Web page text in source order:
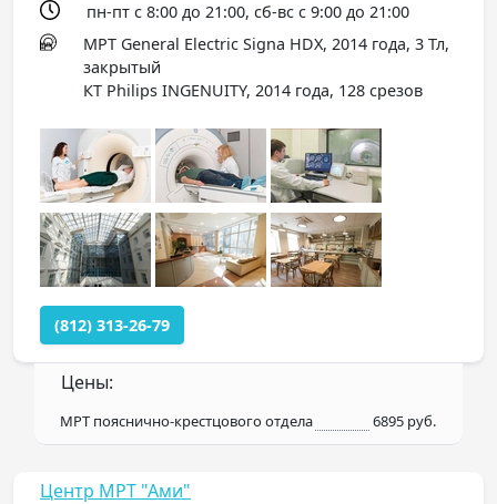
пн-пт с 8:00 до 21:00, сб-вс с 9:00 до 21:00
МРТ General Electric Signa HDX, 2014 года, 3 Тл,
закрытый
КТ Philips INGENUITY, 2014 года, 128 срезов
(812) 313-26-79
Цены:
МРТ пояснично-крестцового отдела 6895 руб.
Центр МРТ "Ами"